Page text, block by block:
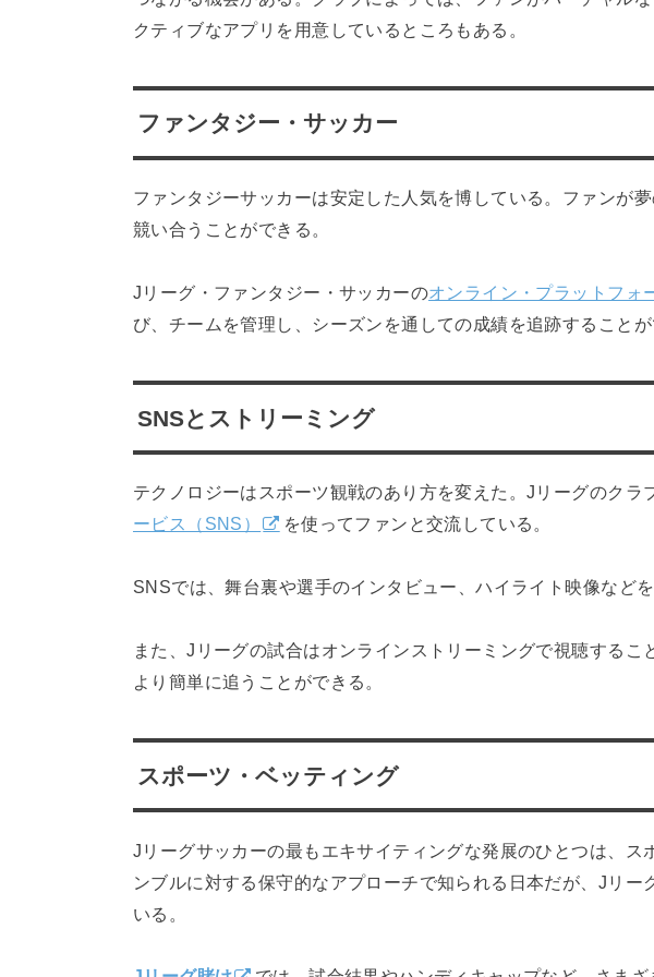
クティブなアプリを用意しているところもある。
ファンタジー・サッカー
ファンタジーサッカーは安定した人気を博している。ファンが
競い合うことができる。
Jリーグ・ファンタジー・サッカーのオンライン・プラットフォ
び、チームを管理し、シーズンを通しての成績を追跡することが
SNSとストリーミング
テクノロジーはスポーツ観戦のあり方を変えた。Jリーグのクラ
ービス（SNS）
を使ってファンと交流している。
SNSでは、舞台裏や選手のインタビュー、ハイライト映像などを
また、Jリーグの試合はオンラインストリーミングで視聴する
より簡単に追うことができる。
スポーツ・ベッティング
Jリーグサッカーの最もエキサイティングな発展のひとつは、ス
ンブルに対する保守的なアプローチで知られる日本だが、Jリー
いる。